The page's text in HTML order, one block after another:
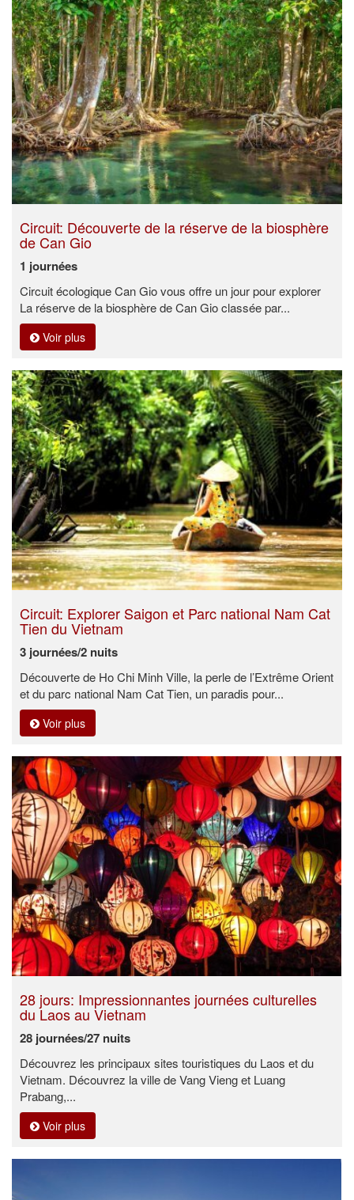
Circuit: Découverte de la réserve de la biosphère
de Can Gio
1 journées
Circuit écologique Can Gio vous offre un jour pour explorer
La réserve de la biosphère de Can Gio classée par...
Voir plus
Circuit: Explorer Saigon et Parc national Nam Cat
Tien du Vietnam
3 journées/2 nuits
Découverte de Ho Chi Minh Ville, la perle de l’Extrême Orient
et du parc national Nam Cat Tien, un paradis pour...
Voir plus
28 jours: Impressionnantes journées culturelles
du Laos au Vietnam
28 journées/27 nuits
Découvrez les principaux sites touristiques du Laos et du
Vietnam. Découvrez la ville de Vang Vieng et Luang
Prabang,...
Voir plus